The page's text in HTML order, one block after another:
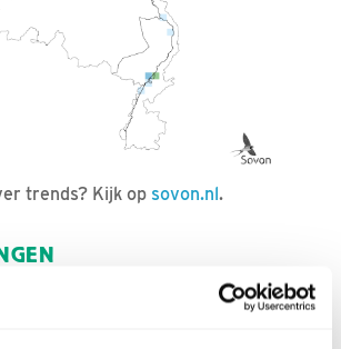
trends? Kijk op sovon.nl.